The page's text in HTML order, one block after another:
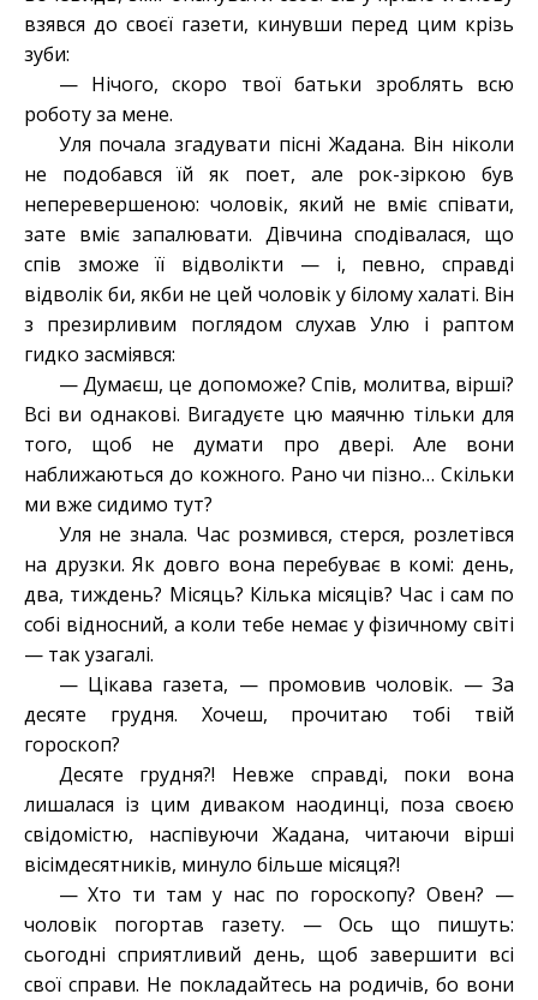
взявся до своєї газети, кинувши перед цим крізь
зуби:
— Нічого, скоро твої батьки зроблять всю
роботу за мене.
Уля почала згадувати пісні Жадана. Він ніколи
не подобався їй як поет, але рок-зіркою був
неперевершеною: чоловік, який не вміє співати,
зате вміє запалювати. Дівчина сподівалася, що
спів зможе її відволікти — і, певно, справді
відволік би, якби не цей чоловік у білому халаті. Він
з презирливим поглядом слухав Улю і раптом
гидко засміявся:
— Думаєш, це допоможе? Спів, молитва, вірші?
Всі ви однакові. Вигадуєте цю маячню тільки для
того, щоб не думати про двері. Але вони
наближаються до кожного. Рано чи пізно… Скільки
ми вже сидимо тут?
Уля не знала. Час розмився, стерся, розлетівся
на друзки. Як довго вона перебуває в комі: день,
два, тиждень? Місяць? Кілька місяців? Час і сам по
собі відносний, а коли тебе немає у фізичному світі
— так узагалі.
— Цікава газета, — промовив чоловік. — За
десяте грудня. Хочеш, прочитаю тобі твій
гороскоп?
Десяте грудня?! Невже справді, поки вона
лишалася із цим диваком наодинці, поза своєю
свідомістю, наспівуючи Жадана, читаючи вірші
вісімдесятників, минуло більше місяця?!
— Хто ти там у нас по гороскопу? Овен? —
чоловік погортав газету. — Ось що пишуть:
сьогодні сприятливий день, щоб завершити всі
свої справи. Не покладайтесь на родичів, бо вони